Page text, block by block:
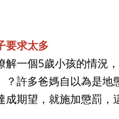
要求太多
解一個5歲小孩的情況
？許多爸媽自以為是
期望，就施加懲罰，